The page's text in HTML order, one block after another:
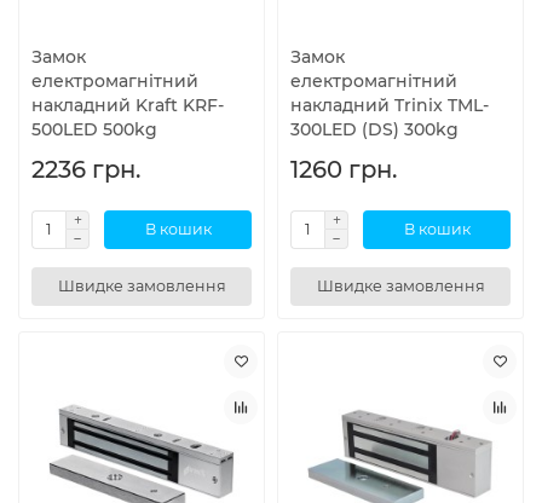
Замок
електромагнітний
накладний Kraft KRF-
500LED 500kg
2236 грн.
В кошик
Швидке замовлення
Замок
електромагнітний
накладний Trinix TML-
300LED (DS) 300kg
1260 грн.
В кошик
Швидке замовлення